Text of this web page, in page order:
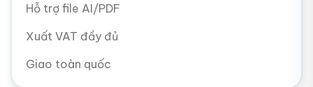
Hỗ trợ file AI/PDF
Xuất VAT đầy đủ
Giao toàn quốc